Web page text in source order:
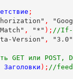
;
,
, "*" ); //If-
Version" , "3.0"
GET или POST,
Заголовки ); //